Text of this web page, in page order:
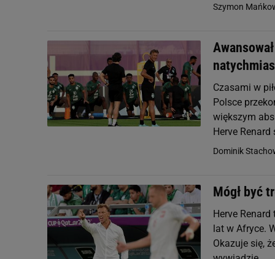
Szymon
Czasami w
Polsce
większym
Herve Renard
Dominik
Mógł być
Herve
lat w Afryce.
Okazuje się,